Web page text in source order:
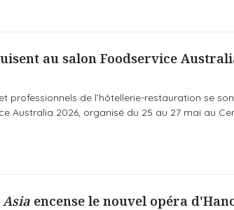
au salon Foodservice
professionnels de l’hôtellerie-restauration se
Australia 2026, organisé du 25 au 27 mai au
encense le nouvel opéra